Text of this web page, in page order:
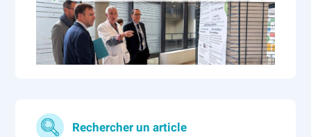
Rechercher un article